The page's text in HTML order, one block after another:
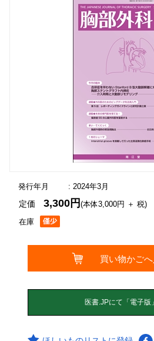
発行年月 : 2024年3月
在庫
定価3,300円(本体3,000円 ＋ 税)